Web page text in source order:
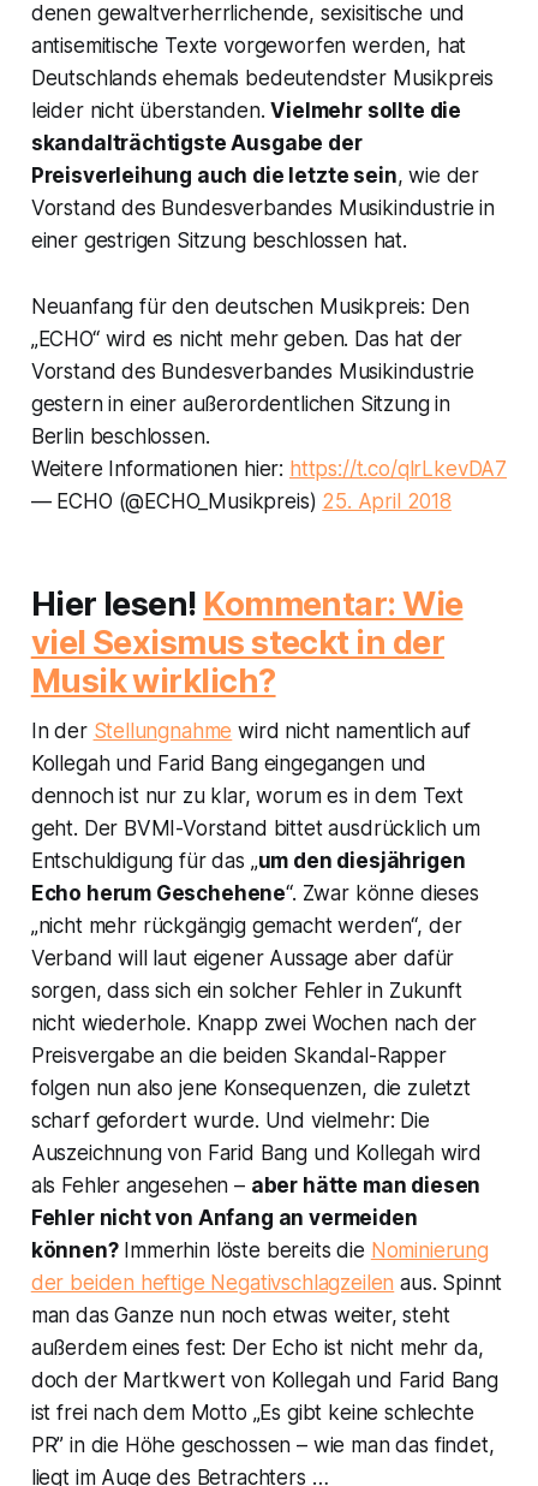
denen gewaltverherrlichende, sexisitische und
antisemitische Texte vorgeworfen werden, hat
Deutschlands ehemals bedeutendster Musikpreis
leider nicht überstanden.Vielmehr sollte die
skandalträchtigste Ausgabe der
Preisverleihung auch die letzte sein, wie der
Vorstand des Bundesverbandes Musikindustrie in
einer gestrigen Sitzung beschlossen hat.
Neuanfang für den deutschen Musikpreis: Den
„ECHO“ wird es nicht mehr geben. Das hat der
Vorstand des Bundesverbandes Musikindustrie
gestern in einer außerordentlichen Sitzung in
Berlin beschlossen.
Weitere Informationen hier: https://t.co/qlrLkevDA7
— ECHO (@ECHO_Musikpreis) 25. April 2018
Hier lesen! Kommentar: Wie
viel Sexismus steckt in der
Musik wirklich?
In der Stellungnahme wird nicht namentlich auf
Kollegah und Farid Bang eingegangen und
dennoch ist nur zu klar, worum es in dem Text
geht. Der BVMI-Vorstand bittet ausdrücklich um
Entschuldigung für das „um den diesjährigen
Echo herum Geschehene“. Zwar könne dieses
„nicht mehr rückgängig gemacht werden“, der
Verband will laut eigener Aussage aber dafür
sorgen, dass sich ein solcher Fehler in Zukunft
nicht wiederhole. Knapp zwei Wochen nach der
Preisvergabe an die beiden Skandal-Rapper
folgen nun also jene Konsequenzen, die zuletzt
scharf gefordert wurde. Und vielmehr: Die
Auszeichnung von Farid Bang und Kollegah wird
als Fehler angesehen – aber hätte man diesen
Fehler nicht von Anfang an vermeiden
können?Immerhin löste bereits die Nominierung
der beiden heftige Negativschlagzeilen aus. Spinnt
man das Ganze nun noch etwas weiter, steht
außerdem eines fest: Der Echo ist nicht mehr da,
doch der Martkwert von Kollegah und Farid Bang
ist frei nach dem Motto „Es gibt keine schlechte
PR” in die Höhe geschossen – wie man das findet,
liegt im Auge des Betrachters …